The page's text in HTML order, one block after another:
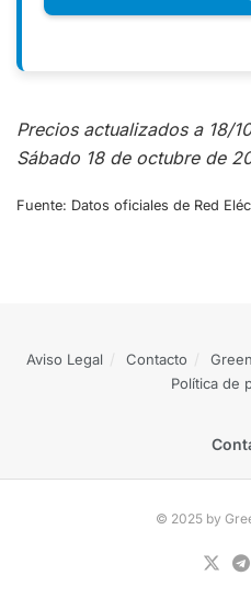
Precios actualizados a 18/
Sábado 18 de octubre de
Fuente: Datos oficiales de Red
Aviso Legal Contacto
Política de
© 2025 by